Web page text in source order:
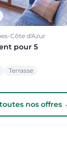
Côte d'Azur
pour 5
Terrasse
nos offres